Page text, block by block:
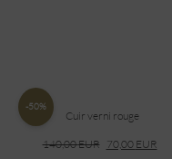
-50%
Cuir verni rouge
140,00EUR 70,00 EUR